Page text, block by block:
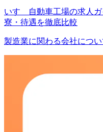
いすゞ自動車工場の求人
寮・待遇を徹底比較
製造業に関わる会社につい